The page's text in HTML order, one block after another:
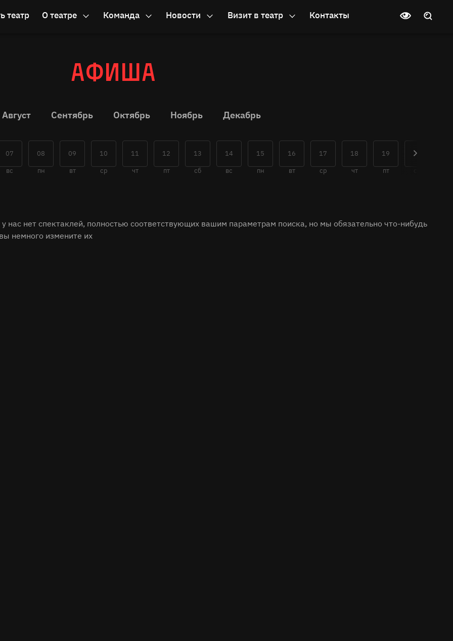
театр О театре Команда Новости Визит в театр Контакты
Афиша
Август Сентябрь Октябрь Ноябрь Декабрь
07
вс
08
пн
09
вт
10
ср
11
чт
12
пт
13
сб
14
вс
15
пн
16
вт
17
ср
18
чт
19
пт
20
нас нет спектаклей, полностью соответствующих вашим параметрам поиска, но мы обязательно что-нибудь
немного измените их